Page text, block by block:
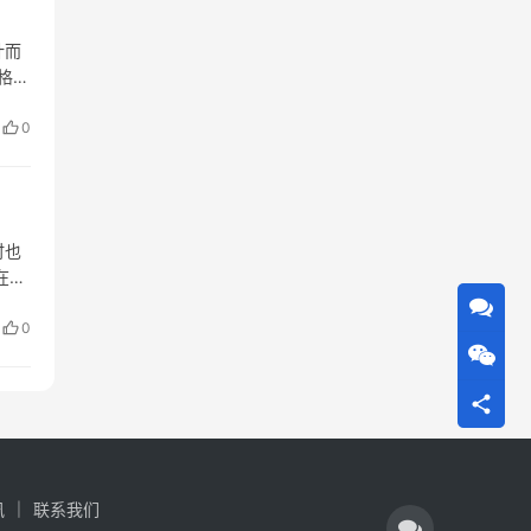
而
多
0
也
人
0
联系我们